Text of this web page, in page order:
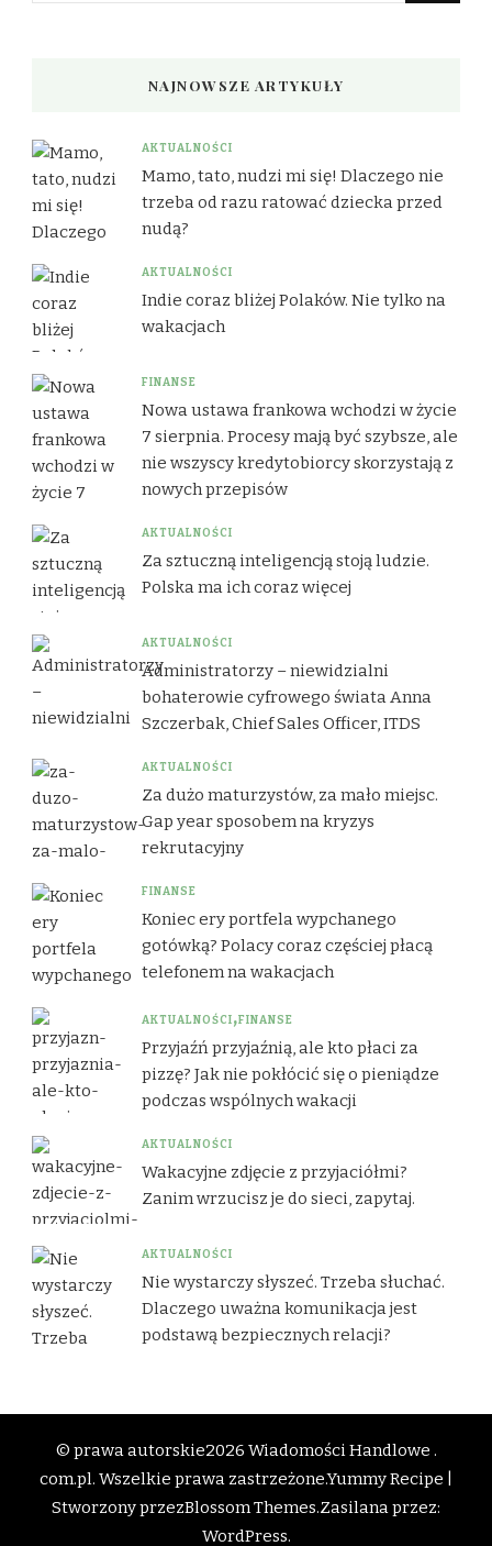
NAJNOWSZE ARTYKUŁY
AKTUALNOŚCI
Mamo, tato, nudzi mi się! Dlaczego nie
trzeba od razu ratować dziecka przed
nudą?
AKTUALNOŚCI
Indie coraz bliżej Polaków. Nie tylko na
wakacjach
FINANSE
Nowa ustawa frankowa wchodzi w życie
7 sierpnia. Procesy mają być szybsze, ale
nie wszyscy kredytobiorcy skorzystają z
nowych przepisów
AKTUALNOŚCI
Za sztuczną inteligencją stoją ludzie.
Polska ma ich coraz więcej
AKTUALNOŚCI
Administratorzy – niewidzialni
bohaterowie cyfrowego świata Anna
Szczerbak, Chief Sales Officer, ITDS
AKTUALNOŚCI
Za dużo maturzystów, za mało miejsc.
Gap year sposobem na kryzys
rekrutacyjny
FINANSE
Koniec ery portfela wypchanego
gotówką? Polacy coraz częściej płacą
telefonem na wakacjach
AKTUALNOŚCI FINANSE
Przyjaźń przyjaźnią, ale kto płaci za
pizzę? Jak nie pokłócić się o pieniądze
podczas wspólnych wakacji
AKTUALNOŚCI
Wakacyjne zdjęcie z przyjaciółmi?
Zanim wrzucisz je do sieci, zapytaj.
AKTUALNOŚCI
Nie wystarczy słyszeć. Trzeba słuchać.
Dlaczego uważna komunikacja jest
podstawą bezpiecznych relacji?
© prawa autorskie2026 Wiadomości Handlowe .
com.pl. Wszelkie prawa zastrzeżone.Yummy Recipe |
Stworzony przezBlossom Themes.Zasilana przez:
WordPress.